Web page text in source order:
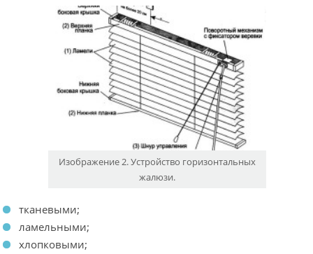
Изображение 2. Устройство горизонтальных
жалюзи.
тканевыми;
ламельными;
хлопковыми;